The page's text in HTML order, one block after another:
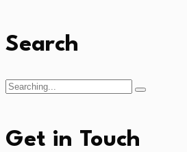
Search
Search
for:
Get in Touch